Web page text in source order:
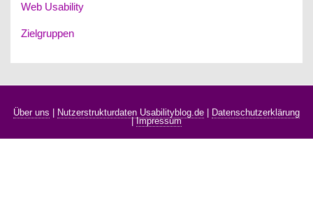
Web Usability
Zielgruppen
Über uns Nutzerstrukturdaten Usabilityblog.de
Datenschutzerklärung
|Impressum